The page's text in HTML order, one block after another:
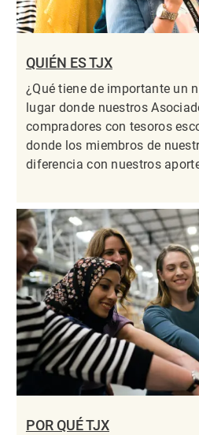
QUIÉN ES TJX
¿Qué tiene de importante un
lugar donde nuestros
compradores con tesoros
donde los miembros de
diferencia con nuestros
POR QUÉ TJX